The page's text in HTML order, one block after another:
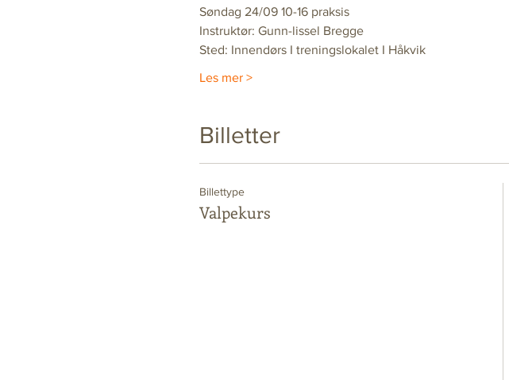
Søndag 24/09 10-16 praksis
Instruktør: Gunn-lissel Bregge
Sted: Innendørs I treningslokalet I Håkvik
Les mer >
Billetter
Billettype
Valpekurs